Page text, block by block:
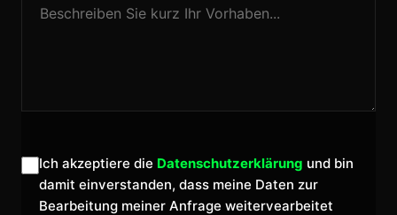
Ich akzeptiere die Datenschutzerklärung und bin
damit einverstanden, dass meine Daten zur
Bearbeitung meiner Anfrage weitervearbeitet